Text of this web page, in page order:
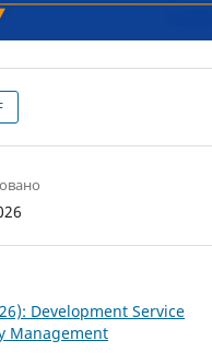
Development Service
Management